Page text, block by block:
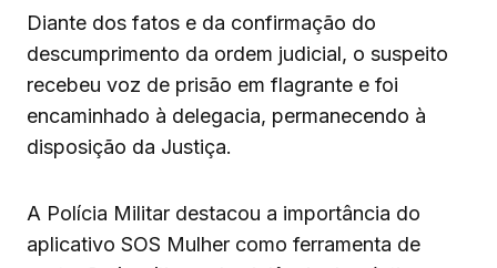
Diante dos fatos e da confirmação do
descumprimento da ordem judicial, o suspeito
recebeu voz de prisão em flagrante e foi
encaminhado à delegacia, permanecendo à
disposição da Justiça.
A Polícia Militar destacou a importância do
aplicativo SOS Mulher como ferramenta de